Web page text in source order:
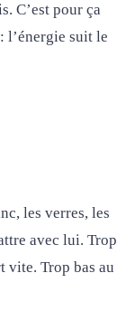
C’est pour ça
l’énergie suit le
les verres, les
avec lui. Trop
vite. Trop bas au